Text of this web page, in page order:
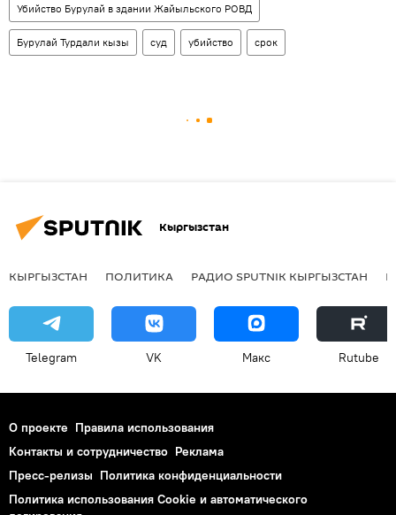
Убийство Бурулай в здании Жайыльского РОВД
Бурулай Турдали кызы суд убийство срок
Кыргызстан
КЫРГЫЗСТАН ПОЛИТИКА РАДИО SPUTNIK КЫРГЫЗСТАН
Telegram VK Макс Rutube
О проекте Правила использования
Контакты и сотрудничество Реклама
Пресс-релизы Политика конфиденциальности
Политика использования Cookie и автоматического